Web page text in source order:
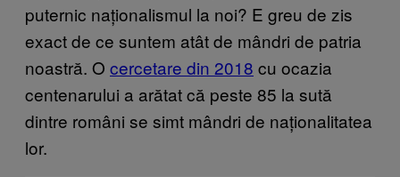
puternic naționalismul la noi? E greu de zis
exact de ce suntem atât de mândri de patria
noastră. O cercetare din 2018 cu ocazia
centenarului a arătat că peste 85 la sută
dintre români se simt mândri de naționalitatea
lor.